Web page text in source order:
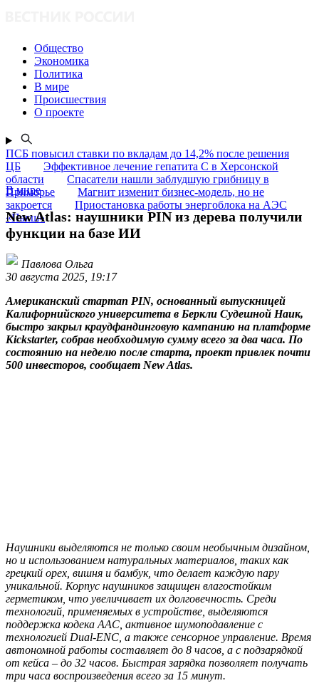
Общество
Экономика
Политика
В мире
Происшествия
О проекте
ПСБ повысил ставки по вкладам до 14,2% после решения
ЦБ
Эффективное лечение гепатита C в Херсонской
области
Спасатели нашли заблудшую грибницу в
Приморье
Магнит изменит бизнес-модель, но не
закроется
Приостановка работы энергоблока на АЭС
«Пакш»
В мире
New Atlas: наушники PIN из дерева получили
функции на базе ИИ
Павлова Ольга
30 августа 2025, 19:17
Американский стартап PIN, основанный выпускницей
Калифорнийского университета в Беркли Судешной Наик,
быстро закрыл краудфандинговую кампанию на платформе
Kickstarter, собрав необходимую сумму всего за два часа. По
состоянию на неделю после старта, проект привлек почти
500 инвесторов, сообщает New Atlas.
Наушники выделяются не только своим необычным дизайном,
но и использованием натуральных материалов, таких как
грецкий орех, вишня и бамбук, что делает каждую пару
уникальной. Корпус наушников защищен влагостойким
герметиком, что увеличивает их долговечность. Среди
технологий, применяемых в устройстве, выделяются
поддержка кодека AAC, активное шумоподавление с
технологией Dual-ENC, а также сенсорное управление. Время
автономной работы составляет до 8 часов, а с подзарядкой
от кейса – до 32 часов. Быстрая зарядка позволяет получать
три часа воспроизведения всего за 15 минут.